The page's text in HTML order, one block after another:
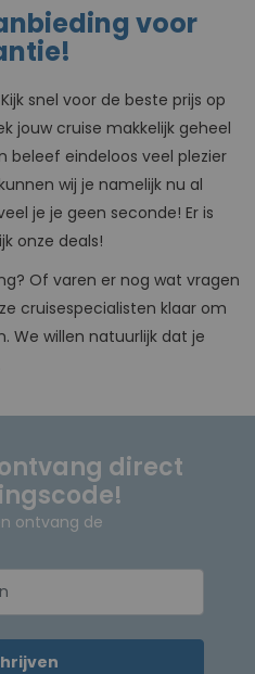
voor
snel voor de beste prijs op
jouw cruise makkelijk geheel
beleef eindeloos veel plezier
wij je namelijk nu al
je je geen seconde! Er is
onze deals!
Of varen er nog wat vragen
cruisespecialisten klaar om
We willen natuurlijk dat je
direct
ontvang de